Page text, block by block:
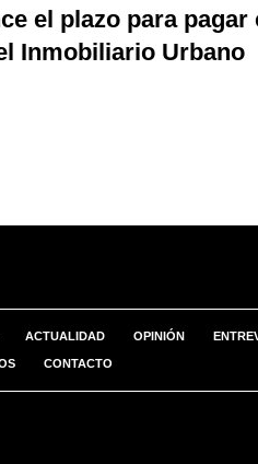
el plazo para pagar
Inmobiliario Urbano
ACTUALIDAD OPINIÓN
CONTACTO